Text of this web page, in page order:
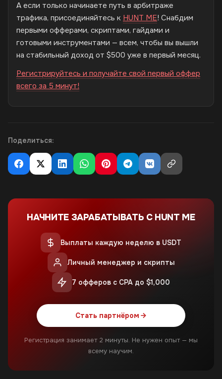
А если только начинаете путь в арбитраже
трафика, присоединяйтесь к HUNT ME! Снабдим
первыми офферами, скриптами, гайдами и
готовыми инструментами — всем, чтобы вы вышли
на стабильный доход от $500 уже в первый месяц.
Регистрируйтесь и получайте свой первый оффер
всего за 5 минут!
Поделиться:
НАЧНИТЕ ЗАРАБАТЫВАТЬ С HUNT ME
Выплаты каждую неделю в USDT
Личный менеджер и скрипты
7 офферов с CPA до $1,000
Стать партнёром
Регистрация занимает 2 минуты. Не нужен опыт — мы
всему научим.